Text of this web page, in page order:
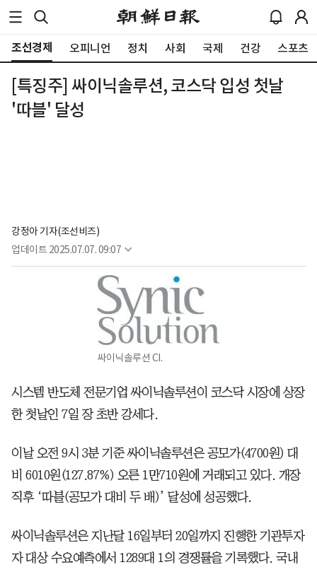
조선경제 오피니언 정치 사회 국제 건강 스포츠
[특징주] 싸이닉솔루션, 코스닥 입성 첫날
'따블' 달성
강정아 기자(조선비즈)
업데이트 2025.07.07. 09:07
싸이닉솔루션 CI.
시스템 반도체 전문기업 싸이닉솔루션이 코스닥 시장에 상장
한 첫날인 7일 장 초반 강세다.
이날 오전 9시 3분 기준 싸이닉솔루션은 공모가(4700원) 대
비 6010원(127.87%) 오른 1만710원에 거래되고 있다. 개장
직후 ‘따블(공모가 대비 두 배)’ 달성에 성공했다.
싸이닉솔루션은 지난달 16일부터 20일까지 진행한 기관투자
자 대상 수요예측에서 1289대 1의 경쟁률을 기록했다. 국내